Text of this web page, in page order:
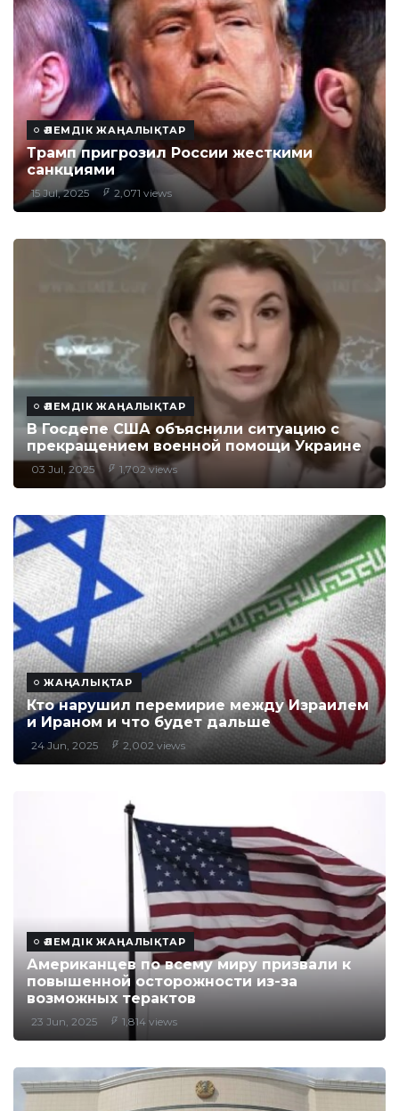
ӘЛЕМДІК ЖАҢАЛЫҚТАР
Трамп пригрозил России жесткими
санкциями
15 Jul, 2025 2,071 views
ӘЛЕМДІК ЖАҢАЛЫҚТАР
В Госдепе США объяснили ситуацию с
прекращением военной помощи Украине
03 Jul, 2025 1,702 views
ЖАҢАЛЫҚТАР
Кто нарушил перемирие между Израилем
и Ираном и что будет дальше
24 Jun, 2025 2,002 views
ӘЛЕМДІК ЖАҢАЛЫҚТАР
Американцев по всему миру призвали к
повышенной осторожности из-за
возможных терактов
23 Jun, 2025 1,814 views